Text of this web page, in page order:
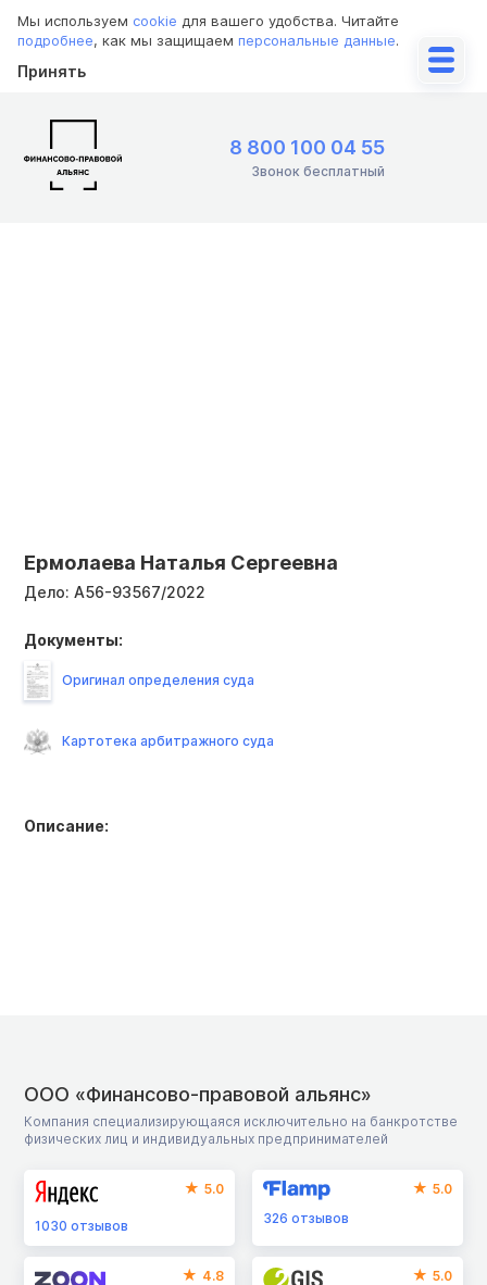
Мы используем cookie для вашего удобства. Читайте
подробнее, как мы защищаем персональные данные.
Принять
8 800 100 04 55
Звонок бесплатный
Ермолаева Наталья Сергеевна
Дело: А56-93567/2022
Описание:
Документы:
Оригинал определения суда
Картотека арбитражного суда
ООО «Финансово-правовой альянс»
Компания специализирующаяся исключительно на банкротстве
физических лиц и индивидуальных предпринимателей
5.0
1030 отзывов
5.0
326отзывов
4.8 5.0